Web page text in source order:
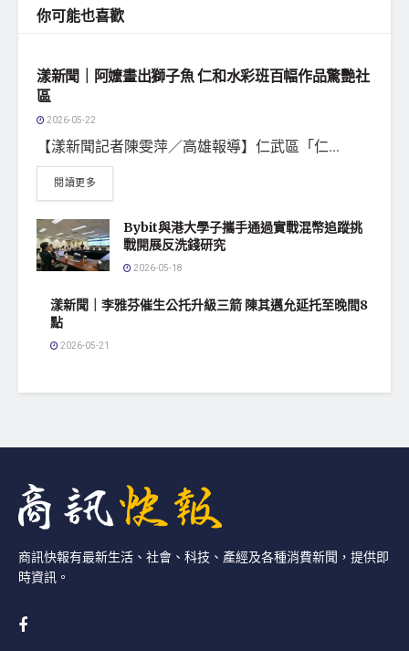
你可能也喜歡
漾新聞｜阿嬤畫出獅子魚 仁和水彩班百幅作品驚艷社
區
2026-05-22
【漾新聞記者陳雯萍／高雄報導】仁武區「仁...
閱讀更多
Bybit與港大學子攜手通過實戰混幣追蹤挑
戰開展反洗錢研究
2026-05-18
漾新聞｜李雅芬催生公托升級三箭 陳其邁允延托至晚間8
點
2026-05-21
商訊快報有最新生活、社會、科技、產經及各種消費新聞，提供即
時資訊。